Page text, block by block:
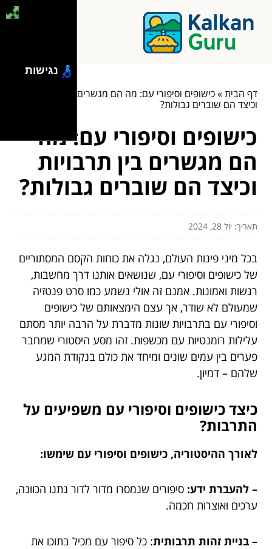
דף הבית»כישופים וסיפורי עם: מה הם מגשרים בין תרבויות
וכיצד הם שוברים גבולות?
כישופים וסיפורי עם: מה
הם מגשרים בין תרבויות
וכיצד הם שוברים גבולות?
תאריך: יול 28, 2024
בכל מיני פינות העולם, נגלה את כוחות הקסם המסתוריים
של כישופים וסיפורי עם, שנושאים אותנו דרך מחשבות,
רגשות ואמונות. אמנם זה אולי נשמע כמו סרט פנטזיה
שמעולם לא שודר, אך עצם הימצאותם של כישופים
וסיפורי עם בתרבויות שונות מדברת על הרבה יותר מסתם
עלילות רומנטיות עם מכשפות. זהו מסע היסטורי שמחבר
פערים בין עמים שונים ומיחד את כולם בנקודת המגע
שלהם – דמיון.
כיצד כישופים וסיפורי עם משפיעים על
התרבות?
לאורך ההיסטוריה, כישופים וסיפורי עם שימשו:
– להעברת ידע: סיפורים שנמסרו מדור לדור נתנו הכוונה,
ערכים ואוצרות חכמה.
– בניית זהות תרבותית: כל סיפור עם מכיל בתוכו את
נגישות